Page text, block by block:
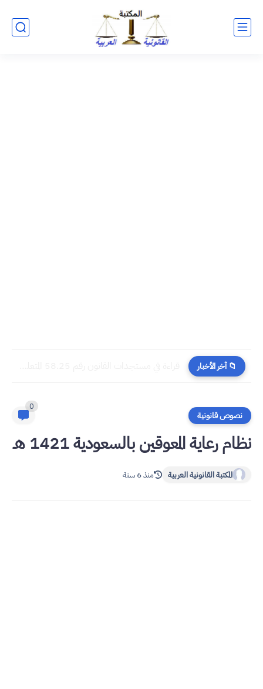
📁 آخر الأخبار
نصوص قانونية
0
نظام رعاية المعوقين بالسعودية 1421 هـ
المكتبة القانونية العربية منذ 6 سنة